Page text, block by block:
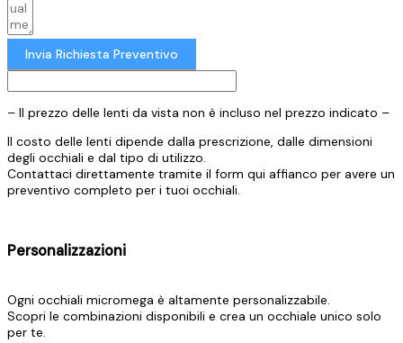
Invia Richiesta Preventivo
– Il prezzo delle lenti da vista non è incluso nel prezzo indicato –
Il costo delle lenti dipende dalla prescrizione, dalle dimensioni
degli occhiali e dal tipo di utilizzo.
Contattaci direttamente tramite il form qui affianco per avere un
preventivo completo per i tuoi occhiali.
Personalizzazioni
Ogni occhiali micromega è altamente personalizzabile.
Scopri le combinazioni disponibili e crea un occhiale unico solo
per te.